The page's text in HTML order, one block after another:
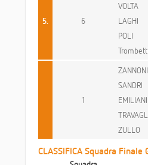
5. 6
VOLTA
LAGHI
POLI
Trombetti
1
ZANNONI
SANDRI
EMILIANI
ZULLO
CLASSIFICA Squadra